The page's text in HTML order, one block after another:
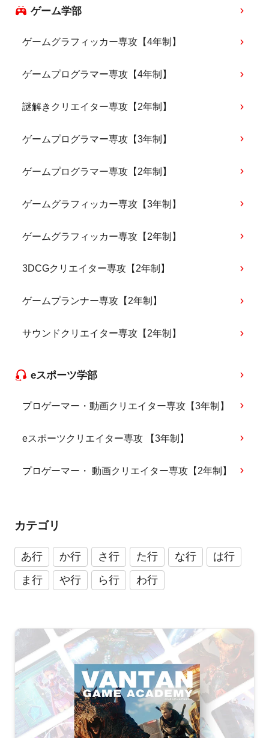
ゲーム学部
ゲームグラフィッカー専攻【4年制】
ゲームプログラマー専攻【4年制】
謎解きクリエイター専攻【2年制】
ゲームプログラマー専攻【3年制】
ゲームプログラマー専攻【2年制】
ゲームグラフィッカー専攻【3年制】
ゲームグラフィッカー専攻【2年制】
3DCGクリエイター専攻【2年制】
ゲームプランナー専攻【2年制】
サウンドクリエイター専攻【2年制】
eスポーツ学部
プロゲーマー・動画クリエイター専攻【3年制】
eスポーツクリエイター専攻 【3年制】
プロゲーマー・ 動画クリエイター専攻【2年制】
カテゴリ
あ行 か行 さ行 た行 な行
は行
ま行
や行 ら行 わ行